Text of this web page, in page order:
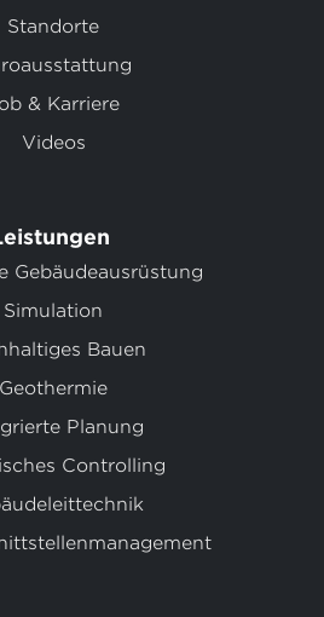
Standorte
& Karriere
Videos
Gebäudeausrüstung
Simulation
Bauen
Geothermie
Planung
Controlling